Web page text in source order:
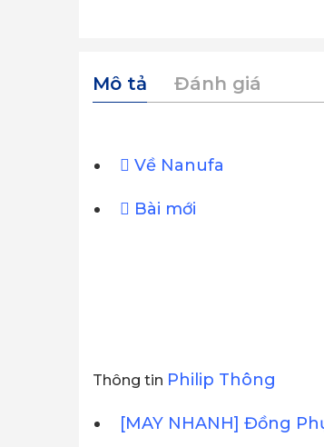
Mô tả Đánh giá
Về Nanufa
Bài mới
Thông tin Philip Thông
[MAY NHANH] Đồng